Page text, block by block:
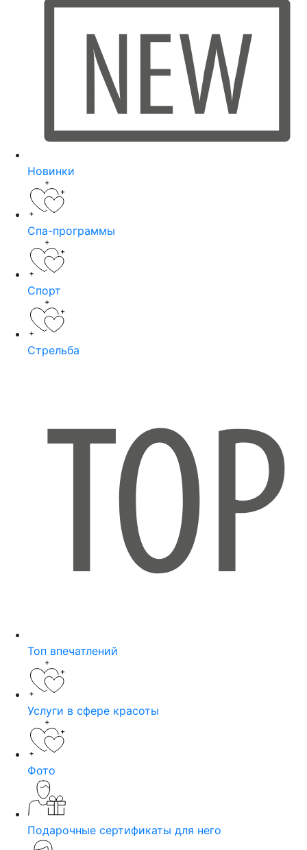
Новинки
Спа-программы
Спорт
Стрельба
Топ впечатлений
Услуги в сфере красоты
Фото
Подарочные сертификаты для него